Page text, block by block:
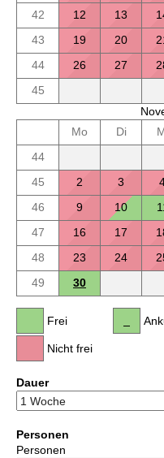
42
12 13
43
19 20
44
26 27
45
Mo
Di
44
45
2 3
46
9 10
47
16 17
48
23 24
49
30
Frei
Nicht frei
Dauer
Personen
Personen